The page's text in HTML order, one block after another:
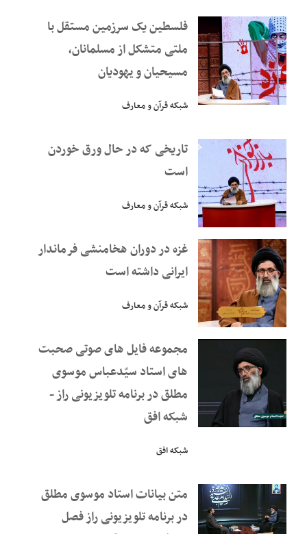
فلسطین یک سرزمین مستقل با
ملتی متشکل از مسلمانان،
مسیحیان و یهودیان
شبکه قرآن و معارف
تاریخی که در حال ورق خوردن
است
شبکه قرآن و معارف
غزه در دوران هخامنشی فرماندار
ایرانی داشته است
شبکه قرآن و معارف
مجموعه فایل های صوتی صحبت
های استاد سیّدعباس موسوی
مطلق در برنامه تلویزیونی راز -
شبکه افق
متن بیانات استاد موسوی مطلق
در برنامه تلویزیونی راز فصل